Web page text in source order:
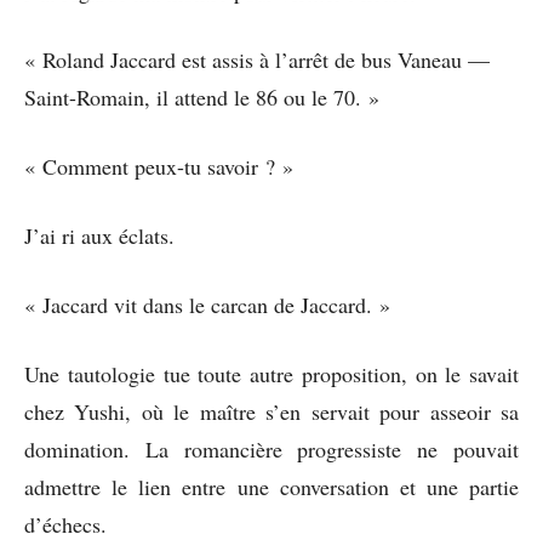
« Roland Jaccard est assis à l’arrêt de bus Vaneau —
Saint-Romain, il attend le 86 ou le 70. »
« Comment peux-tu savoir ? »
J’ai ri aux éclats.
« Jaccard vit dans le carcan de Jaccard. »
Une tautologie tue toute autre proposition, on le savait
chez Yushi, où le maître s’en servait pour asseoir sa
domination. La romancière progressiste ne pouvait
admettre le lien entre une conversation et une partie
d’échecs.